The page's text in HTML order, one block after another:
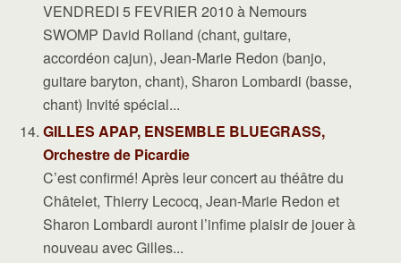
VENDREDI 5 FEVRIER 2010 à Nemours
SWOMP David Rolland (chant, guitare,
accordéon cajun), Jean-Marie Redon (banjo,
guitare baryton, chant), Sharon Lombardi (basse,
chant) Invité spécial...
GILLES APAP, ENSEMBLE BLUEGRASS,
Orchestre de Picardie
C’est confirmé! Après leur concert au théâtre du
Châtelet, Thierry Lecocq, Jean-Marie Redon et
Sharon Lombardi auront l’infime plaisir de jouer à
nouveau avec Gilles...